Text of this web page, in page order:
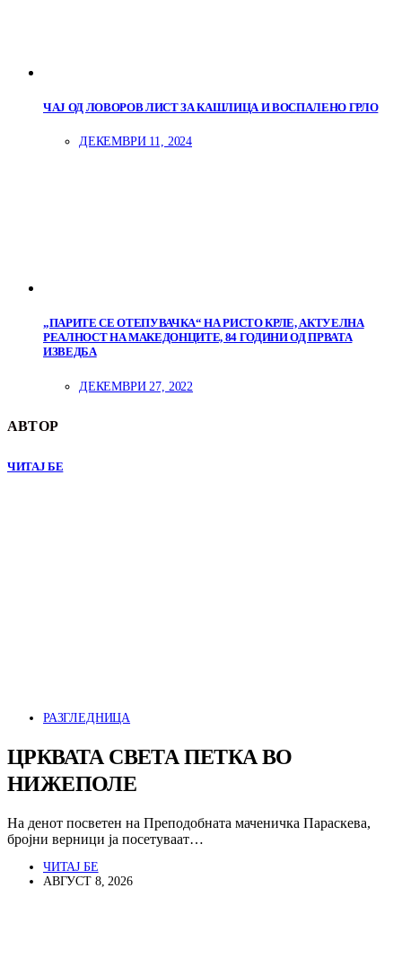
ЧАЈ ОД ЛОВОРОВ ЛИСТ ЗА КАШЛИЦА И ВОСПАЛЕНО ГРЛО
ДЕКЕМВРИ 11, 2024
„ПАРИТЕ СЕ ОТЕПУВАЧКА“ НА РИСТО КРЛЕ, АКТУЕЛНА
РЕАЛНОСТ НА МАКЕДОНЦИТЕ, 84 ГОДИНИ ОД ПРВАТА
ИЗВЕДБА
ДЕКЕМВРИ 27, 2022
АВТОР
ЧИТАЈ БЕ
РАЗГЛЕДНИЦА
ЦРКВАТА СВЕТА ПЕТКА ВО
НИЖЕПОЛЕ
На денот посветен на Преподобната маченичка Параскева,
бројни верници ја посетуваат…
ЧИТАЈ БЕ
АВГУСТ 8, 2026